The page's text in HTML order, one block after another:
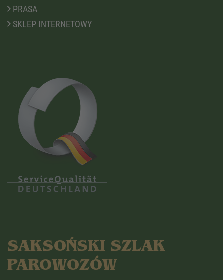
PRASA
SKLEP INTERNETOWY
SAKSOŃSKI SZLAK
PAROWOZÓW